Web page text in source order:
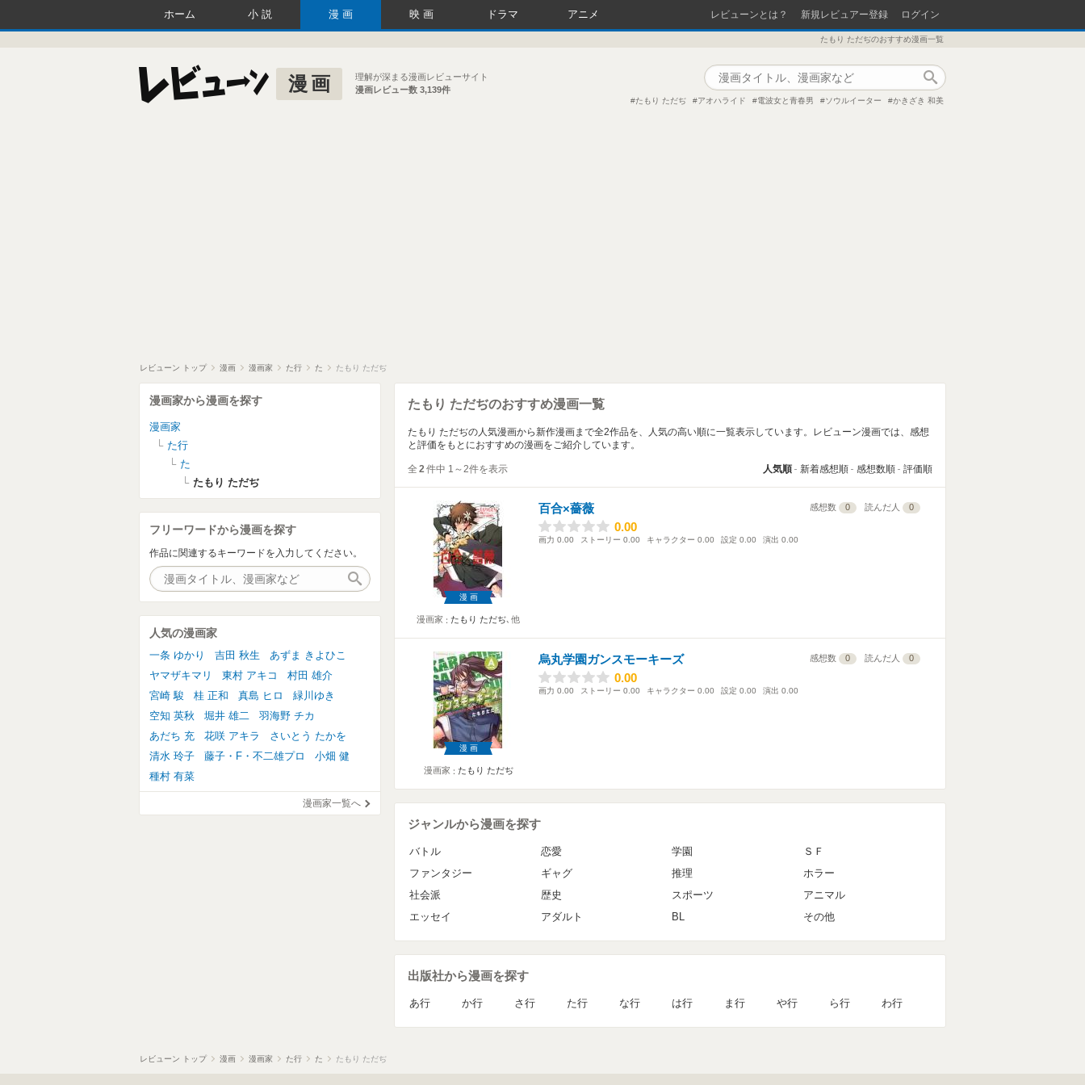
ホーム 小説 漫画 映画 ドラマ アニメ レビューンとは？ 新規レビュアー登録 ログイン
たもり ただぢのおすすめ漫画一覧
漫画
理解が深まる漫画レビューサイト
漫画レビュー数 3,139件
たもり ただぢ アオハライド 電波女と青春男 ソウルイーター かきざき 和美
レビューン トップ 漫画 漫画家 た行 た たもり ただぢ
たもり ただぢのおすすめ漫画一覧
たもり ただぢの人気漫画から新作漫画まで全2作品を、人気の高い順に一覧表示しています。レビューン漫画では、感想
と評価をもとにおすすめの漫画をご紹介しています。
全 2件中 1～2件を表示 人気順 新着感想順 感想数順 評価順
漫画
漫画家 たもり ただぢ､他
百合×薔薇 感想数 0 読んだ人 0
0.00
0.00
画力 0.00 ストーリー 0.00 キャラクター 0.00 設定 0.00 演出 0.00
漫画
漫画家 たもり ただぢ
烏丸学園ガンスモーキーズ 感想数 0 読んだ人 0
0.00
0.00
画力 0.00 ストーリー 0.00 キャラクター 0.00 設定 0.00 演出 0.00
ジャンルから漫画を探す
バトル 恋愛 学園
ＳＦ
ファンタジー
ギャグ 推理
ホラー
社会派
歴史 スポーツ
アニマル
エッセイ
アダルト BL その他
出版社から漫画を探す
あ行 か行 さ行 た行 な行 は行 ま行 や行 ら行 わ行
漫画家から漫画を探す
漫画家
た行
た
たもり ただぢ
フリーワードから漫画を探す
作品に関連するキーワードを入力してください。
人気の漫画家
一条 ゆかり 吉田 秋生
あずま きよひこ
ヤマザキマリ
東村 アキコ
村田 雄介
宮崎 駿
桂 正和 真島 ヒロ
緑川ゆき
空知 英秋
堀井 雄二
羽海野 チカ
あだち 充
花咲 アキラ
さいとう たかを
清水 玲子
藤子・F・不二雄プロ
小畑 健
種村 有菜
漫画家一覧へ
レビューン トップ 漫画 漫画家 た行 た たもり ただぢ